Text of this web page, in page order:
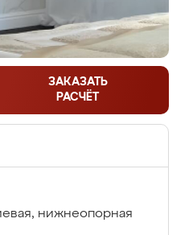
ЗАКАЗАТЬ
РАСЧЁТ
нижнеопорная